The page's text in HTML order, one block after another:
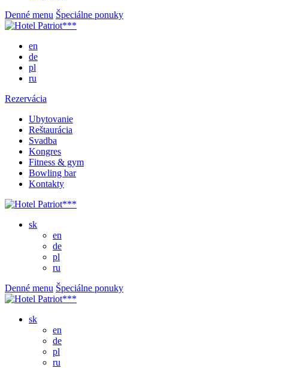
Denné menu Špeciálne ponuky
en
de
pl
ru
Rezervácia
Ubytovanie
Reštaurácia
Svadba
Kongres
Fitness & gym
Bowling bar
Kontakty
sk
en
de
pl
ru
Denné menu Špeciálne ponuky
sk
en
de
pl
ru